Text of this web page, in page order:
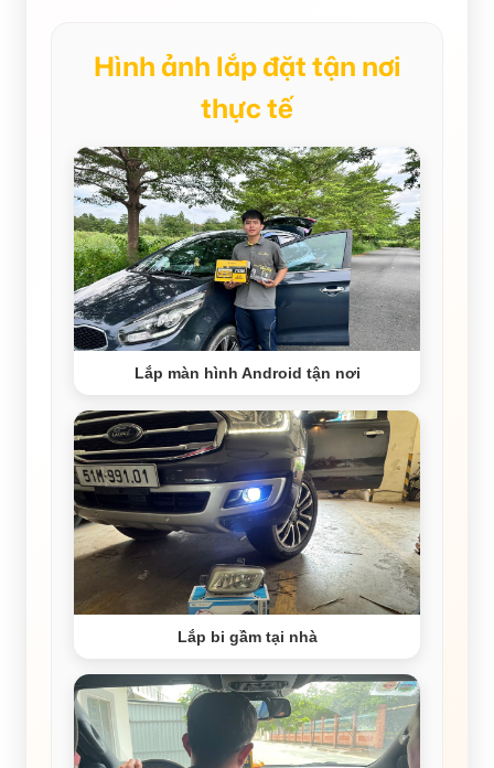
Hình ảnh lắp đặt tận nơi
thực tế
Lắp màn hình Android tận nơi
Lắp bi gầm tại nhà